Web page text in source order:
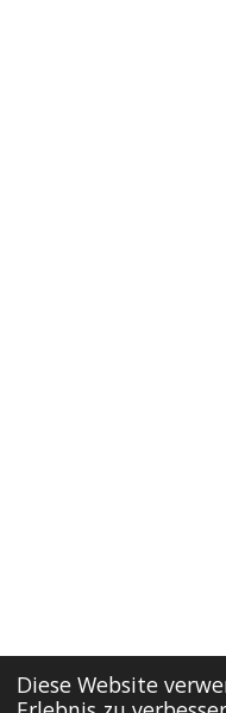
Diese Website